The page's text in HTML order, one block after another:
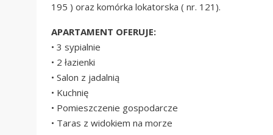
195 ) oraz komórka lokatorska ( nr. 121).
APARTAMENT OFERUJE:
• 3 sypialnie
• 2 łazienki
• Salon z jadalnią
• Kuchnię
• Pomieszczenie gospodarcze
• Taras z widokiem na morze